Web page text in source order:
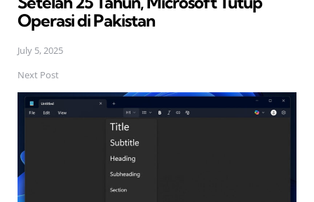
Operasi di Pakistan
July 5, 2025
Next Post